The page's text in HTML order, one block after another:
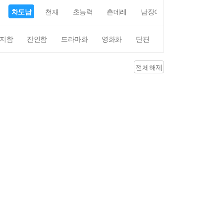
차도남 천재 초능력 츤데레 남장여자
함 잔인함 드라마화 영화화 단편
전체해제